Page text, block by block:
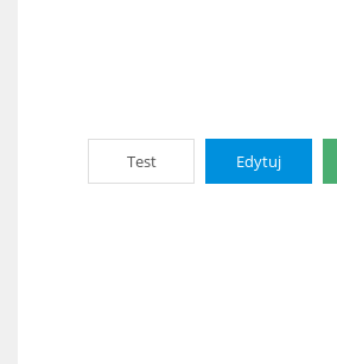
Test Edytuj